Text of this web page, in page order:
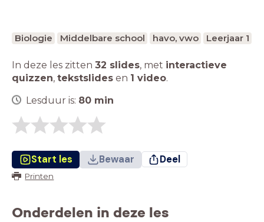
Biologie Middelbare school havo, vwo Leerjaar 1
In deze les zitten 32 slides, met interactieve
quizzen, tekstslides en 1 video.
Lesduur is: 80 min
Start les Bewaar Deel
Printen
Onderdelen in deze les